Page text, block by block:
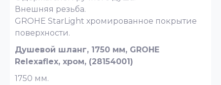
Внешняя резьба.
GROHE StarLight хромированное покрытие
поверхности.
Душевой шланг, 1750 мм, GROHE
Relexaflex, хром, (28154001)
1750 мм.